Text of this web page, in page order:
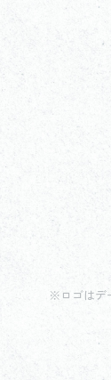
※ロゴはデ